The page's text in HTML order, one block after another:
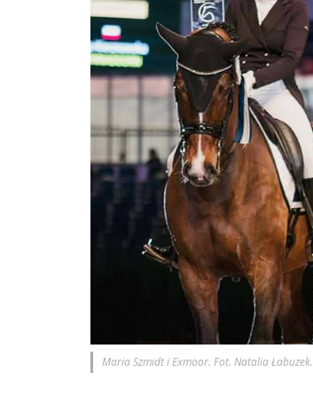
Maria Szmidt i Exmoor. Fot. Natalia Łabuzek.